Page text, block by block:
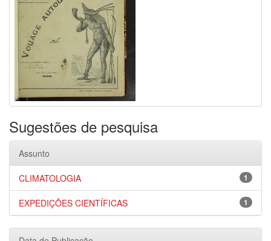
Sugestões de pesquisa
Assunto
1
CLIMATOLOGIA
1
EXPEDIÇÕES CIENTÍFICAS